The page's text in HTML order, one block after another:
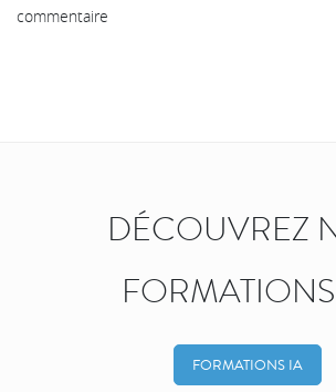
commentaire
DÉCOUVREZ
FORMATIONS IA